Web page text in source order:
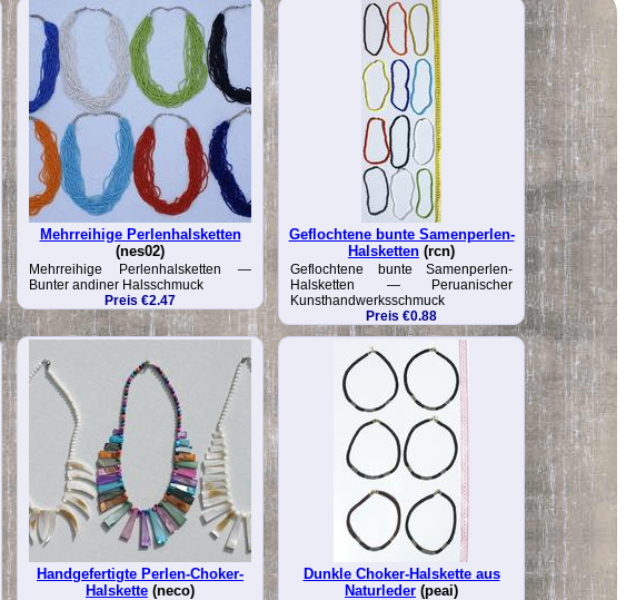
Mehrreihige Perlenhalsketten
(nes02)
Mehrreihige Perlenhalsketten —
Bunter andiner Halsschmuck
Preis €2.47
Geflochtene bunte Samenperlen-
Halsketten (rcn)
Geflochtene bunte Samenperlen-
Halsketten — Peruanischer
Kunsthandwerksschmuck
Preis €0.88
Handgefertigte Perlen-Choker-
Halskette (neco)
Dunkle Choker-Halskette aus
Naturleder (peai)